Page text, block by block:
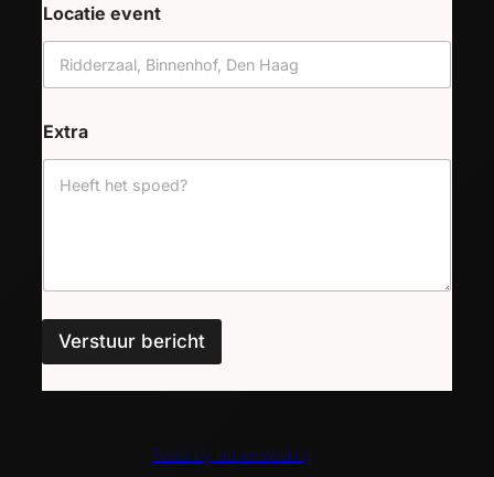
Locatie event
Extra
Verstuur bericht
Posts by laurenswaling